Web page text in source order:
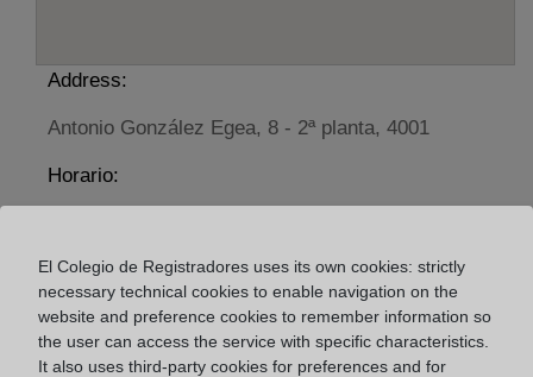
Address:
Antonio González Egea, 8 - 2ª planta, 4001
Horario:
Los días 24 y 31 de diciembre de 09:00 a 14:00
horas
El Colegio de Registradores uses its own cookies: strictly
necessary technical cookies to enable navigation on the
website and preference cookies to remember information so
the user can access the service with specific characteristics.
It also uses third-party cookies for preferences and for